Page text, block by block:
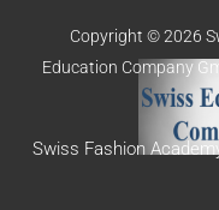
Copyright © 2026
Education Company
Swiss Fashion